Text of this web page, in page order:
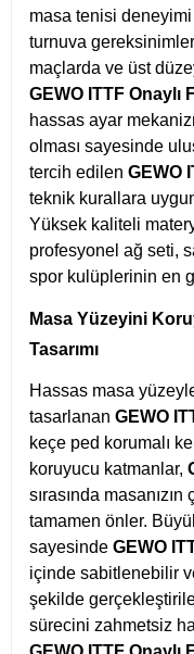
masa tenisi
turnuva
maçlarda ve üst
GEWO ITTF Onaylı
hassas ayar
olması sayesinde
tercih edilen GEWO
teknik kurallara
Yüksek kaliteli
profesyonel ağ seti,
spor kulüplerinin en
Masa Yüzeyini
Tasarımı
Hassas masa
tasarlanan GEWO
keçe ped korumalı
koruyucu katmanlar,
sırasında
tamamen önler.
sayesinde GEWO
içinde sabitlenebilir
şekilde
sürecini zahmetsiz